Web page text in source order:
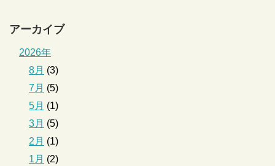
アーカイブ
2026年
8月 (3)
7月 (5)
5月 (1)
3月 (5)
2月 (1)
1月 (2)